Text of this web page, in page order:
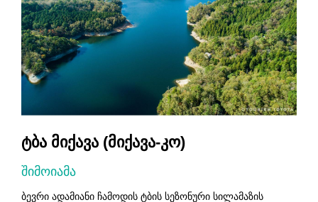
ტბა მიქავა (მიქავა-კო)
შიმოიამა
ბევრი ადამიანი ჩამოდის ტბის სეზონური სილამაზის